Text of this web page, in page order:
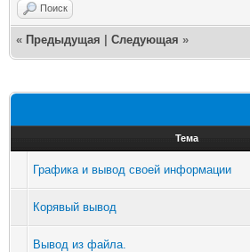
Поиск
« Предыдущая Следующая »
Тема
Графика и вывод своей информации
Корявый вывод
Вывод из файла.